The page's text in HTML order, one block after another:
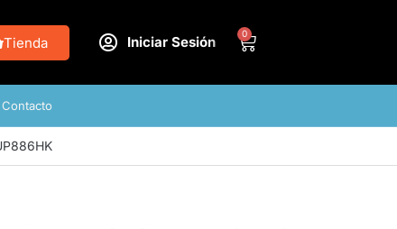
Tienda Iniciar Sesión
0
Contacto